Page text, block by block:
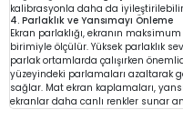
kalibrasyonla daha da
4. Parlaklık ve Yansımayı Önleme
Ekran parlaklığı, ekranın maksimum
birimiyle ölçülür. Yüksek parlaklık
parlak ortamlarda çalışırken
yüzeyindeki parlamaları azaltarak
sağlar. Mat ekran kaplamaları,
ekranlar daha canlı renkler sunar